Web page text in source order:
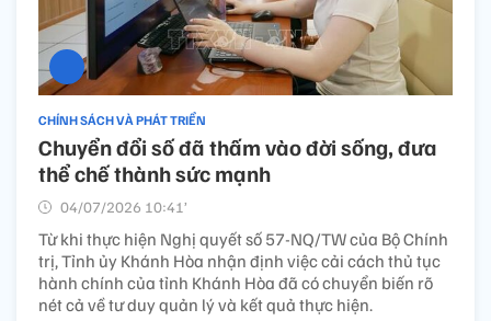
CHÍNH SÁCH VÀ PHÁT TRIỂN
Chuyển đổi số đã thấm vào đời sống, đưa
thể chế thành sức mạnh
04/07/2026 10:41’
Từ khi thực hiện Nghị quyết số 57-NQ/TW của Bộ Chính
trị, Tỉnh ủy Khánh Hòa nhận định việc cải cách thủ tục
hành chính của tỉnh Khánh Hòa đã có chuyển biến rõ
nét cả về tư duy quản lý và kết quả thực hiện.